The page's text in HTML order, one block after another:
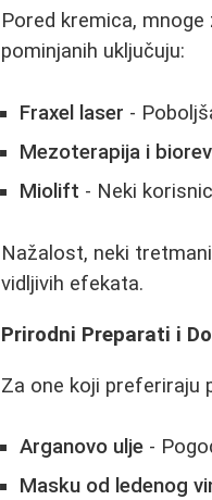
Pored kremica,
pominjanih uključuju:
Fraxel laser -
Mezoterapija i
Miolift - Neki
Nažalost, neki
vidljivih efekata.
Prirodni Preparati i
Za one koji preferiraju
Arganovo ulje -
Masku od ledenog